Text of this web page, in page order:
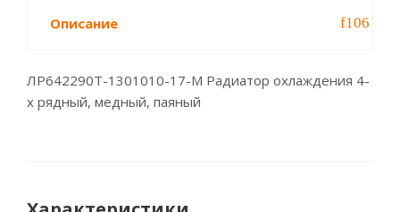
Описание
ЛР642290Т-1301010-17-М Радиатор охлаждения 4-
х рядный, медный, паяный